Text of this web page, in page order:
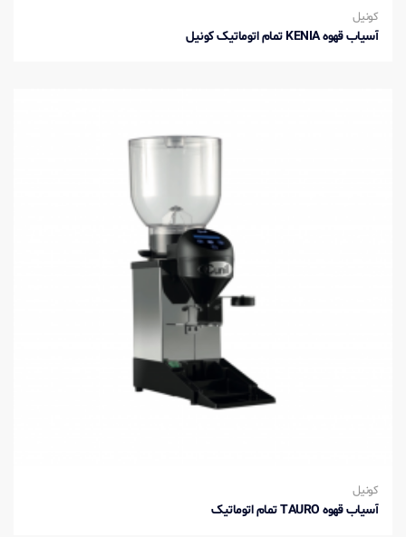
کونیل
آسیاب قهوه KENIA تمام اتوماتیک کونیل
کونیل
آسیاب قهوه TAURO تمام اتوماتیک